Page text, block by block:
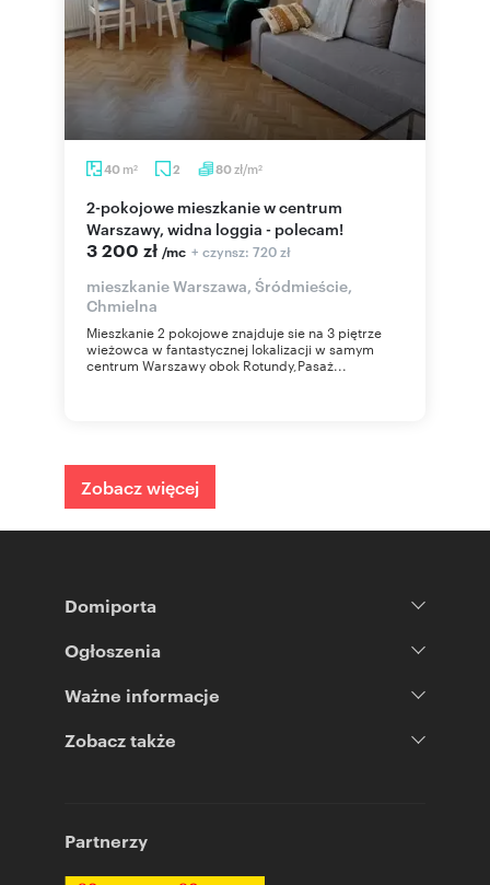
40 m2 2 80zł/m2
2-pokojowe mieszkanie w centrum
Warszawy, widna loggia - polecam!
3 200 zł /mc + czynsz: 720 zł
mieszkanie Warszawa, Śródmieście,
Chmielna
Mieszkanie 2 pokojowe znajduje sie na 3 piętrze
wieżowca w fantastycznej lokalizacji w samym
centrum Warszawy obok Rotundy,Pasaż...
Zobacz więcej
Domiporta
Ogłoszenia
Ważne informacje
Zobacz także
Partnerzy